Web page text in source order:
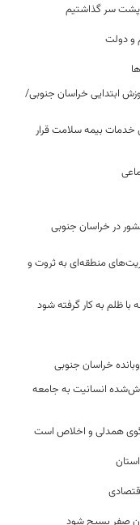
پشت سر گذاشتیم
و دولت
ابتدایی خراسان جنوبی/
خدمات بیمه سلامت قرار
در خراسان جنوبی
منطقه‌ای به ثروت و
با ظلم به کار گرفته شود
انسانیت به جامعه
همدلی و اخلاص است
صفر بسیج شود